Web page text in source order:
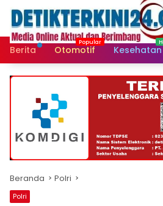
Langsung
konten
Berita
Otomotif Kesehatan
Beranda Polri
Polri